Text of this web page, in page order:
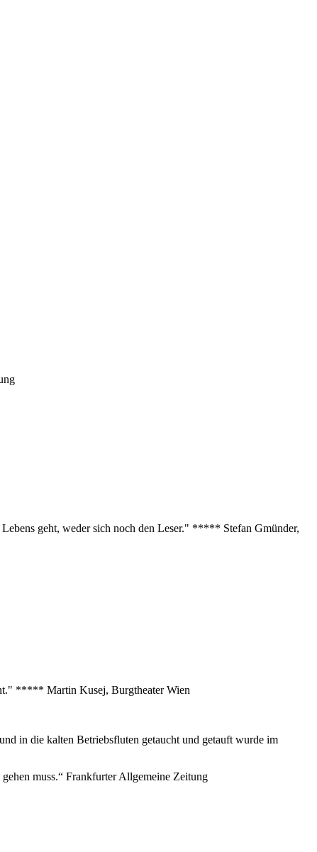
geht, weder sich noch den Leser." ***** Stefan Gmünder,
***** Martin Kusej, Burgtheater Wien
in die kalten Betriebsfluten getaucht und getauft wurde im
muss.“ Frankfurter Allgemeine Zeitung